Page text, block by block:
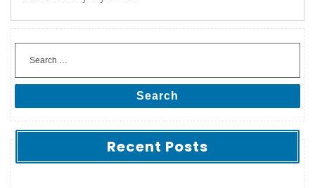
Search
Recent Posts